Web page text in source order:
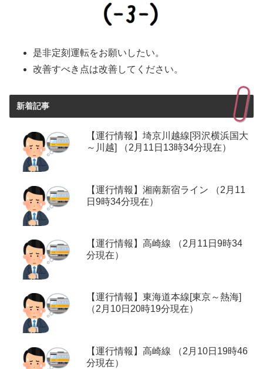
是非定刻運転をお願いしたい。
改善すべき点は改善してください。
新着記事
【運行情報】埼京川越線[羽沢横浜国大
～川越] （2月11日13時34分現在）
【運行情報】湘南新宿ライン （2月11
日9時34分現在）
【運行情報】高崎線 （2月11日9時34
分現在）
【運行情報】東海道本線[東京～熱海]
（2月10日20時19分現在）
【運行情報】高崎線 （2月10日19時46
分現在）